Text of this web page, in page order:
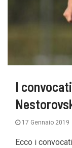
I
17 Gennaio 2019
Ecco i